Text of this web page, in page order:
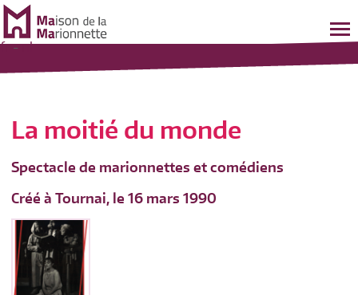
fr-nl
La moitié du monde
Spectacle de marionnettes et comédiens
Créé à Tournai, le 16 mars 1990